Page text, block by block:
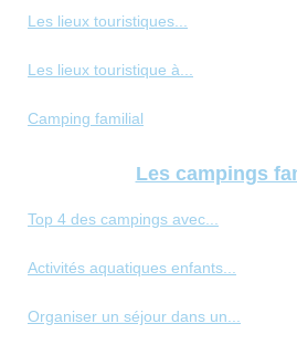
Les lieux touristiques...
Les lieux touristique à...
Camping familial
Les campings
Top 4 des campings avec...
Activités aquatiques enfants...
Organiser un séjour dans un...